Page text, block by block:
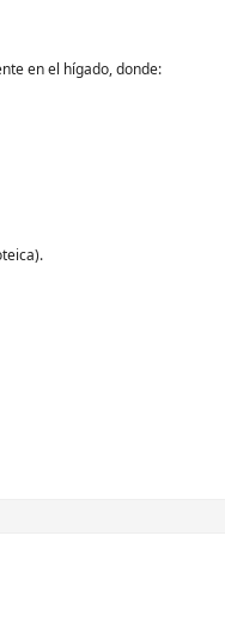
en el hígado, donde: